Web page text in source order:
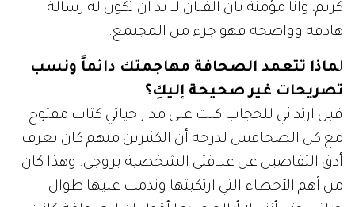
كريم، وأنا مؤمنة بأن الفنان لا بد أن تكون له رسالة
هادفة وواضحة فهو جزء من المجتمع.
لماذا تتعمد الصحافة مهاجمتك دائماً ونسب
تصريحات غير صحيحة إليكِ؟
قبل ارتدائي للحجاب كنت على مدار حياتي كتاب مفتوح
مع كل الصحافيين لدرجة أن الكثيرين منهم كان يعرف
أدق التفاصيل عن علاقتي الشخصية بزوجي. وهذا كان
من أهم الأخطاء التي ارتكبتها وندمت عليها طوال